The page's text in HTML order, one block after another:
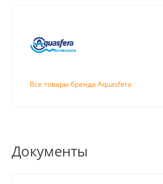
Все товары бренда Aquasfera
Документы